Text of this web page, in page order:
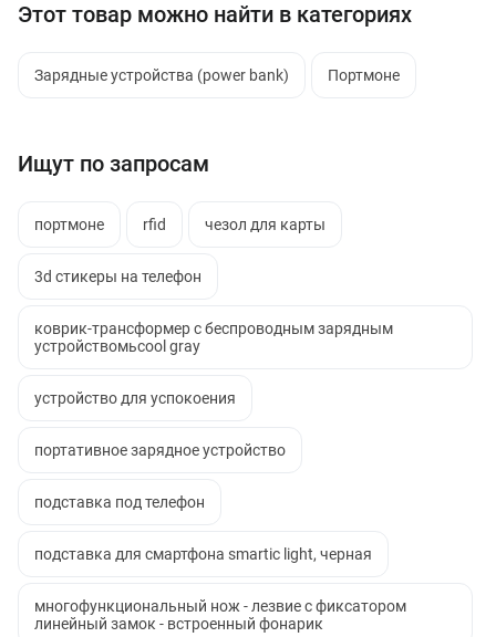
Этот товар можно найти в категориях
Зарядные устройства (power bank) Портмоне
Ищут по запросам
портмоне rfid чезол для карты
3d стикеры на телефон
коврик-трансформер с беспроводным зарядным
устройствомьcool gray
устройство для успокоения
портативное зарядное устройство
подставка под телефон
подставка для смартфона smartic light, черная
многофункциональный нож - лезвие с фиксатором
линейный замок - встроенный фонарик